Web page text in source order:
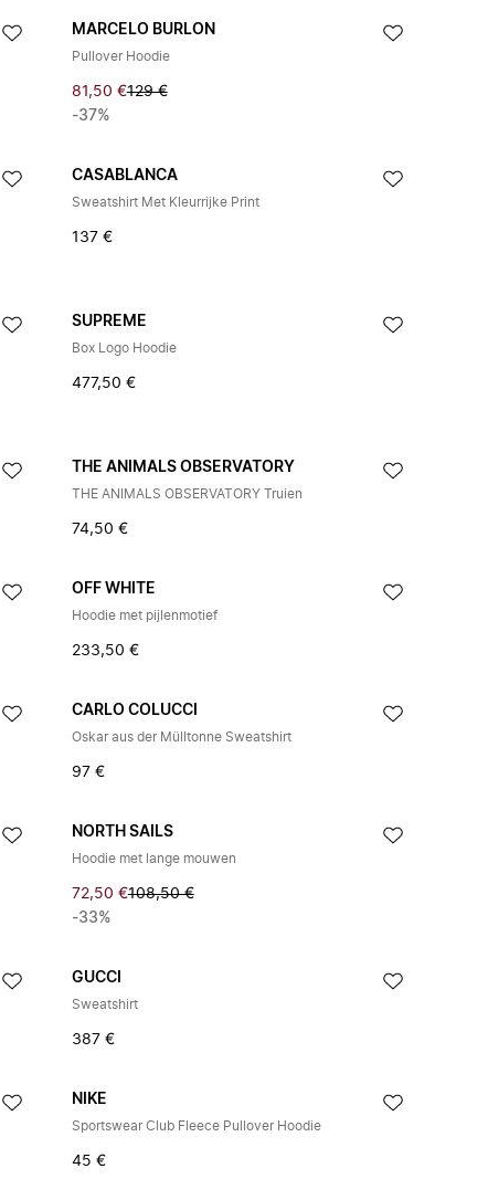
MARCELO BURLON
Pullover Hoodie
81,50 €129 €
-37%
CASABLANCA
Sweatshirt Met Kleurrijke Print
137 €
SUPREME
Box Logo Hoodie
477,50 €
THE ANIMALS OBSERVATORY
THE ANIMALS OBSERVATORY Truien
74,50 €
OFF WHITE
Hoodie met pijlenmotief
233,50 €
CARLO COLUCCI
Oskar aus der Mülltonne Sweatshirt
97 €
NORTH SAILS
Hoodie met lange mouwen
72,50 €108,50 €
-33%
GUCCI
Sweatshirt
387 €
NIKE
Sportswear Club Fleece Pullover Hoodie
45 €